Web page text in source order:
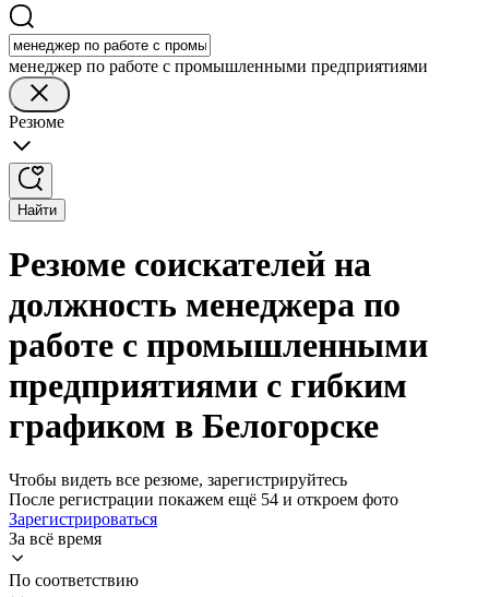
менеджер по работе с промышленными предприятиями
Резюме
Найти
Резюме соискателей на
должность менеджера по
работе с промышленными
предприятиями с гибким
графиком в Белогорске
Чтобы видеть все резюме, зарегистрируйтесь
После регистрации покажем ещё 54 и откроем фото
Зарегистрироваться
За всё время
По соответствию